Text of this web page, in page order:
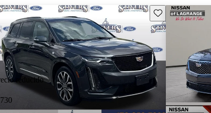
este Aviso
reducido
Guarda este Aviso